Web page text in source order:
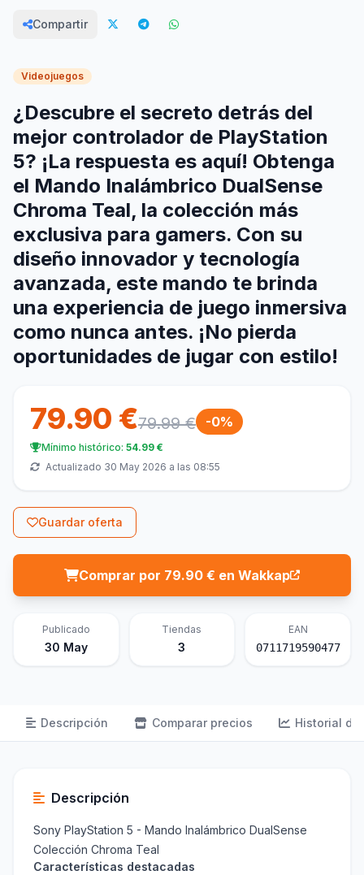
Compartir
Videojuegos
¿Descubre el secreto detrás del
mejor controlador de PlayStation
5? ¡La respuesta es aquí! Obtenga
el Mando Inalámbrico DualSense
Chroma Teal, la colección más
exclusiva para gamers. Con su
diseño innovador y tecnología
avanzada, este mando te brinda
una experiencia de juego inmersiva
como nunca antes. ¡No pierda
oportunidades de jugar con estilo!
79.90 €79.99 € -0%
Mínimo histórico: 54.99 €
Actualizado 30 May 2026 a las 08:55
Guardar oferta
Comprar por 79.90 € en Wakkap
Publicado
30 May
Tiendas
3
EAN
0711719590477
Descripción Comparar precios Historial de
Descripción
Sony PlayStation 5 - Mando Inalámbrico DualSense
Colección Chroma Teal
Características destacadas